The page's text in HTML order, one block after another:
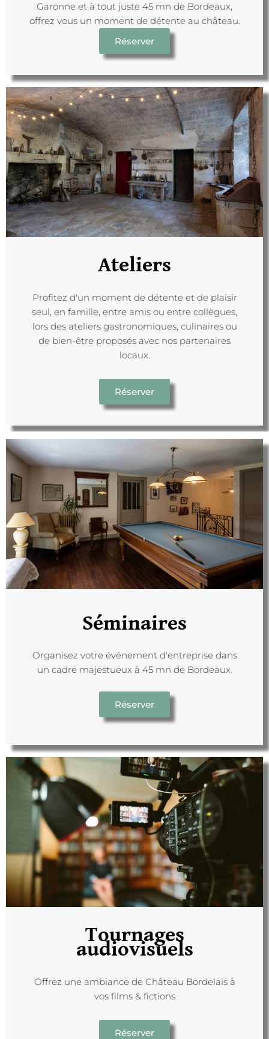
Garonne et à tout juste 45 mn de Bordeaux,
offrez vous un moment de détente au château.
Réserver
Ateliers
Profitez d'un moment de détente et de plaisir
seul, en famille, entre amis ou entre collègues,
lors des ateliers gastronomiques, culinaires ou
de bien-être proposés avec nos partenaires
locaux.
Réserver
Séminaires
Organisez votre événement d'entreprise dans
un cadre majestueux à 45 mn de Bordeaux.
Réserver
Tournages
audiovisuels
Offrez une ambiance de Château Bordelais à
vos films & fictions
Réserver